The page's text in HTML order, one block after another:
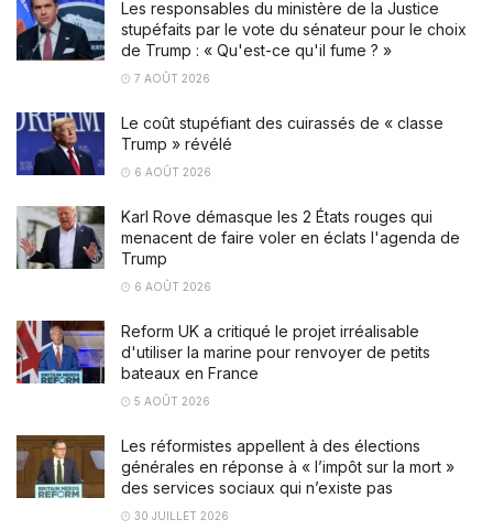
Les responsables du ministère de la Justice
stupéfaits par le vote du sénateur pour le choix
de Trump : « Qu'est-ce qu'il fume ? »
7 AOÛT 2026
Le coût stupéfiant des cuirassés de « classe
Trump » révélé
6 AOÛT 2026
Karl Rove démasque les 2 États rouges qui
menacent de faire voler en éclats l'agenda de
Trump
6 AOÛT 2026
Reform UK a critiqué le projet irréalisable
d'utiliser la marine pour renvoyer de petits
bateaux en France
5 AOÛT 2026
Les réformistes appellent à des élections
générales en réponse à « l’impôt sur la mort »
des services sociaux qui n’existe pas
30 JUILLET 2026